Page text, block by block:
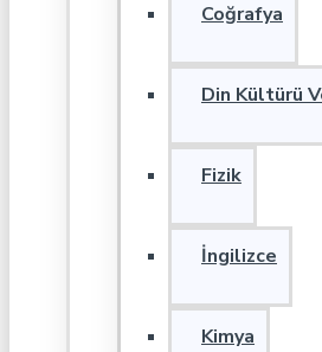
Coğrafya
Din Kültürü
Fizik
İngilizce
Kimya